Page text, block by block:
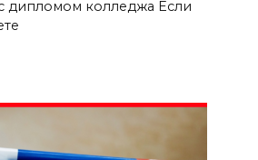
дипломом колледжа Если